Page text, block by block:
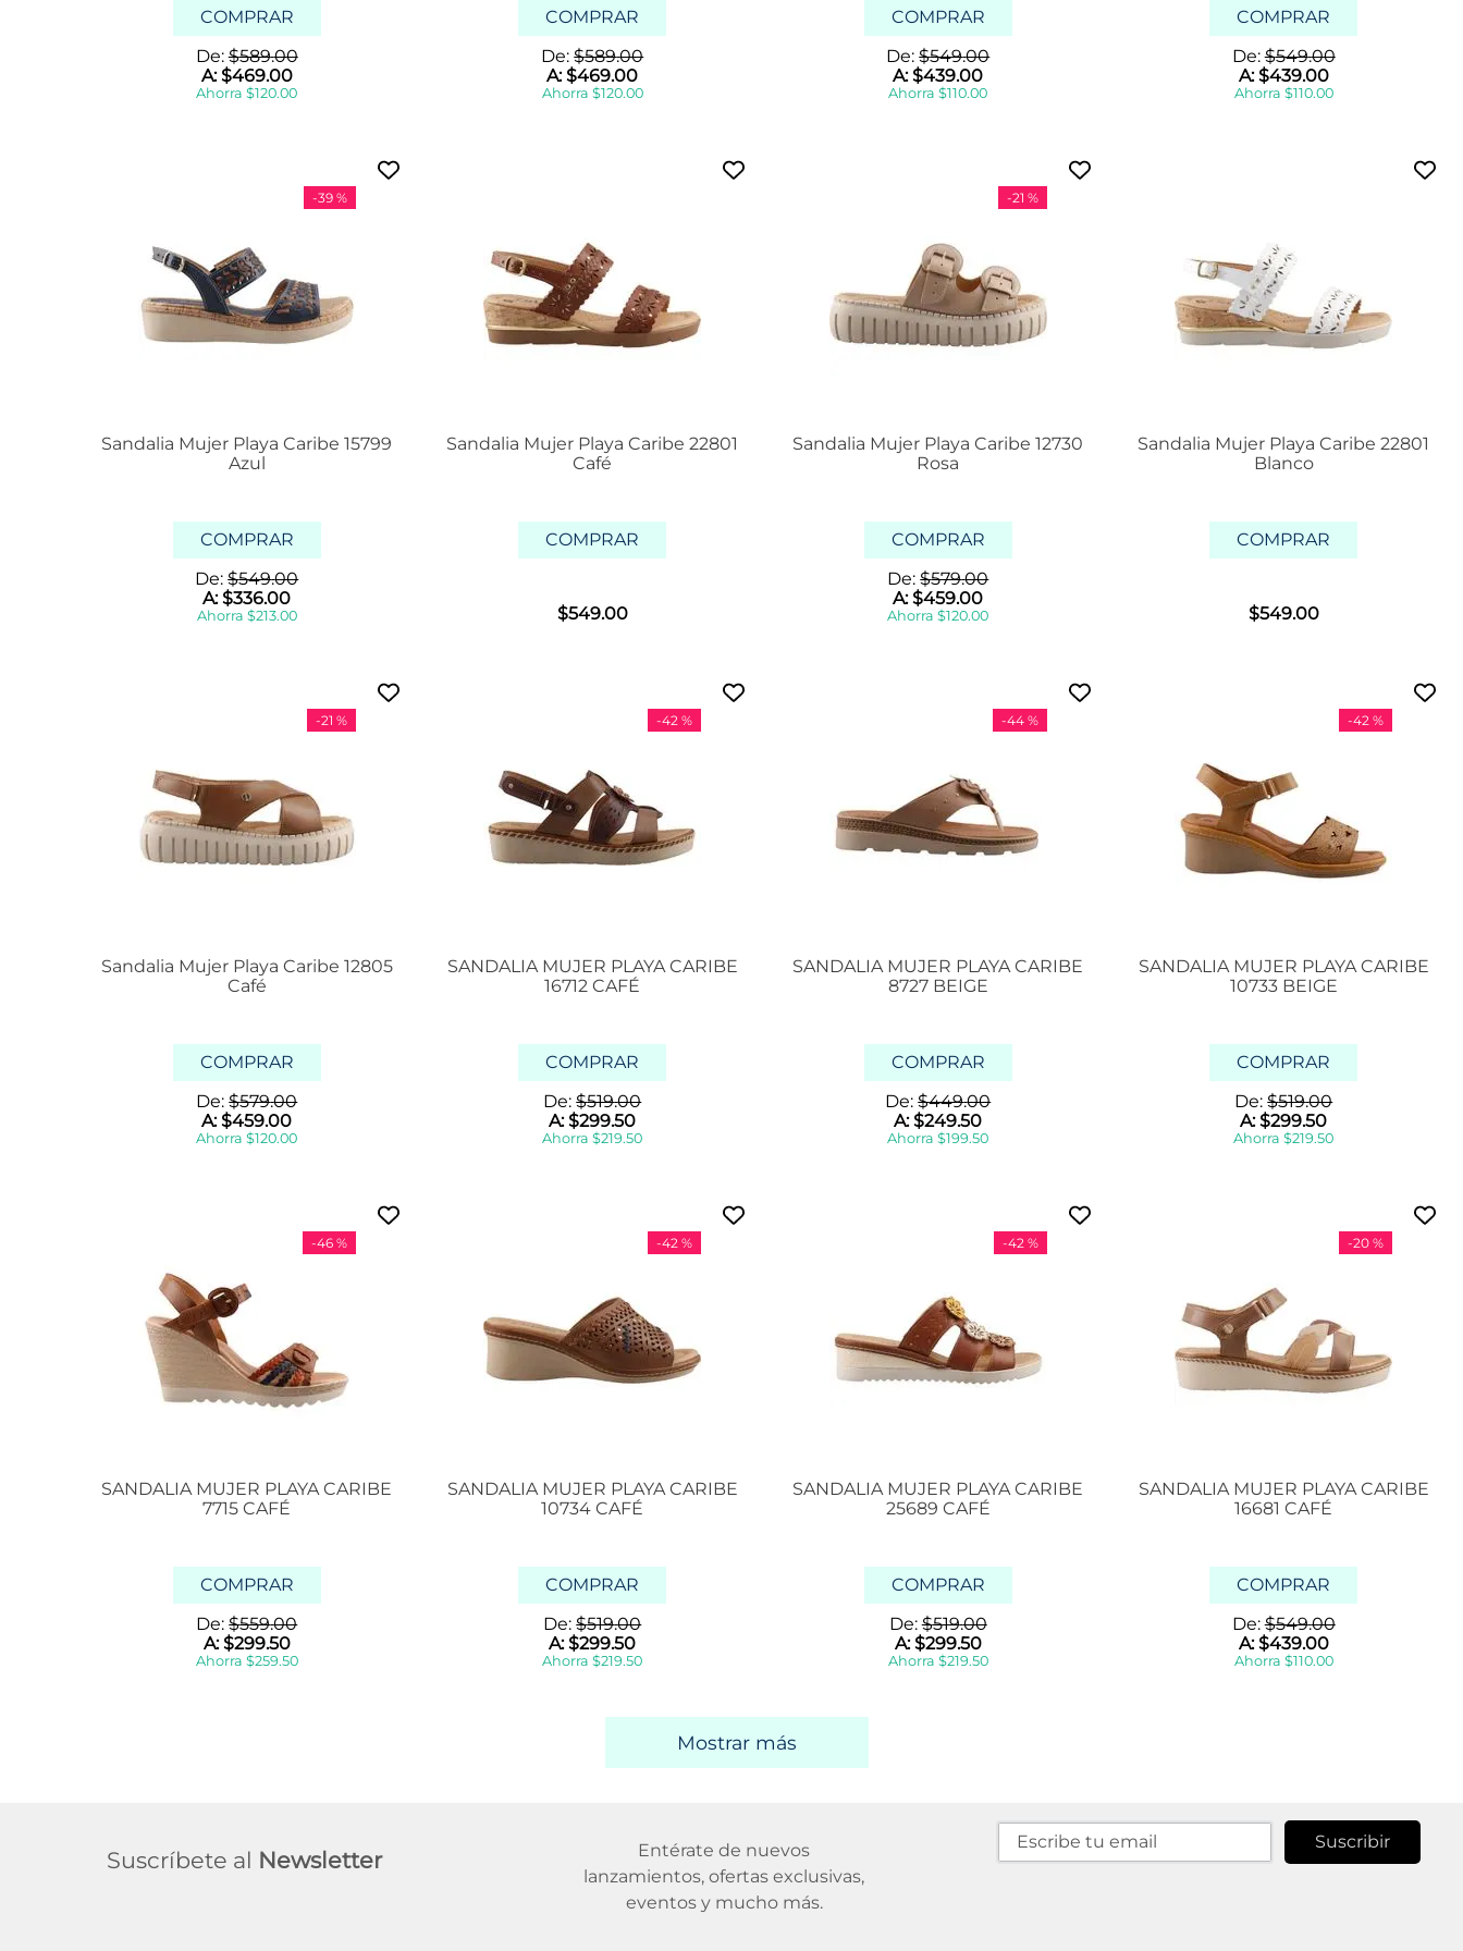
a
COMPRAR
De:$589.00
A:$469.00
Ahorra$120.00
COMPRAR
De:$589.00
A:$469.00
Ahorra $120.00
COMPRAR
De:$549.00
A:$439.00
Ahorra$110.00
COMPRAR
De:$549.00
A:$439.00
Ahorra $110.00
-39 %
Sandalia Mujer Playa Caribe 15799
Azul
COMPRAR
De:$549.00
A:$336.00
Ahorra $213.00
Sandalia Mujer Playa Caribe 22801
Café
COMPRAR
$549.00
-21 %
Sandalia Mujer Playa Caribe 12730
Rosa
COMPRAR
De:$579.00
A:$459.00
Ahorra$120.00
Sandalia Mujer Playa Caribe 22801
Blanco
COMPRAR
$549.00
-21 %
Sandalia Mujer Playa Caribe 12805
Café
COMPRAR
De:$579.00
A:$459.00
Ahorra$120.00
-42 %
SANDALIA MUJER PLAYA CARIBE
16712 CAFÉ
COMPRAR
De:$519.00
A:$299.50
Ahorra$219.50
-44 %
SANDALIA MUJER PLAYA CARIBE
8727 BEIGE
COMPRAR
De:$449.00
A:$249.50
Ahorra$199.50
-42 %
SANDALIA MUJER PLAYA CARIBE
10733 BEIGE
COMPRAR
De:$519.00
A:$299.50
Ahorra$219.50
-46 %
SANDALIA MUJER PLAYA CARIBE
7715 CAFÉ
COMPRAR
De:$559.00
A:$299.50
Ahorra $259.50
-42 %
SANDALIA MUJER PLAYA CARIBE
10734 CAFÉ
COMPRAR
De:$519.00
A:$299.50
Ahorra$219.50
-42 %
SANDALIA MUJER PLAYA CARIBE
25689 CAFÉ
COMPRAR
De:$519.00
A:$299.50
Ahorra $219.50
-20 %
SANDALIA MUJER PLAYA CARIBE
16681 CAFÉ
COMPRAR
De:$549.00
A:$439.00
Ahorra $110.00
Mostrar más
Suscríbete al Newsletter
Entérate de nuevos
lanzamientos, ofertas exclusivas,
eventos y mucho más.
Suscribir